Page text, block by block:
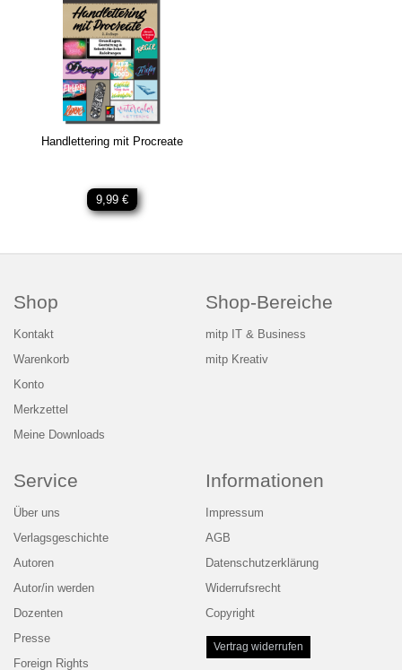
Handlettering mit Procreate
9,99 €
Shop
Kontakt
Warenkorb
Konto
Merkzettel
Meine Downloads
Shop-Bereiche
mitp IT & Business
mitp Kreativ
Service
Über uns
Verlagsgeschichte
Autoren
Autor/in werden
Dozenten
Presse
Foreign Rights
Informationen
Impressum
AGB
Datenschutzerklärung
Widerrufsrecht
Copyright
Vertrag widerrufen